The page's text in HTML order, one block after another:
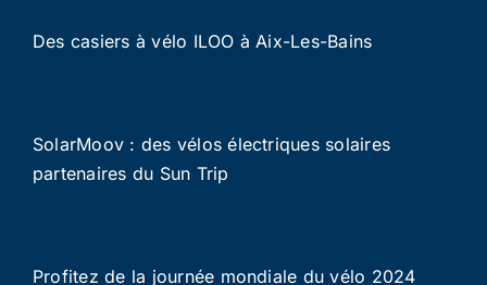
Des casiers à vélo ILOO à Aix-Les-Bains
SolarMoov : des vélos électriques solaires
partenaires du Sun Trip
Profitez de la journée mondiale du vélo 2024